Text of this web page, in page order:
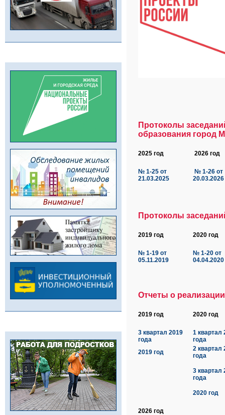
Протоколы
образования город
2025 год 2026 год
№ 1-25 от
21.03.2025
№ 1-26 от
20.03.2026
Протоколы
2019 год 2020 год
№ 1-19 от
05.11.2019
№ 1-20 от
04.04.2020
Отчеты о
2019 год 2020 год
3 квартал 2019
года
1 квартал
года
2019 год
2 квартал
года
3 квартал
года
2020 год
2026 год